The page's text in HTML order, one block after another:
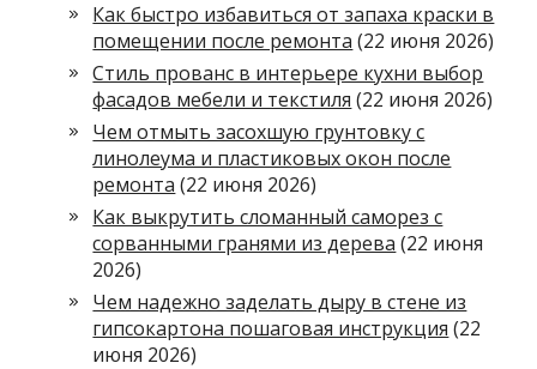
Как быстро избавиться от запаха краски в
помещении после ремонта (22 июня 2026)
Стиль прованс в интерьере кухни выбор
фасадов мебели и текстиля (22 июня 2026)
Чем отмыть засохшую грунтовку с
линолеума и пластиковых окон после
ремонта (22 июня 2026)
Как выкрутить сломанный саморез с
сорванными гранями из дерева (22 июня
2026)
Чем надежно заделать дыру в стене из
гипсокартона пошаговая инструкция (22
июня 2026)